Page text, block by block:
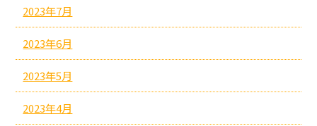
2023年7月
2023年6月
2023年5月
2023年4月